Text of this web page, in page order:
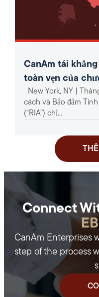
CanAm tái
toàn vẹn của
New York, NY |
cách và Bảo đảm
(“RIA”) chỉ...
Connect
CanAm Enterprises
step of the process